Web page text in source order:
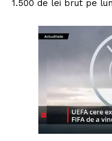
1.500 de lei brut pe